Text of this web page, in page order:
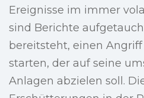
Ereignisse im immer
sind Berichte
bereitsteht, einen
starten, der auf seine
Anlagen abzielen soll.